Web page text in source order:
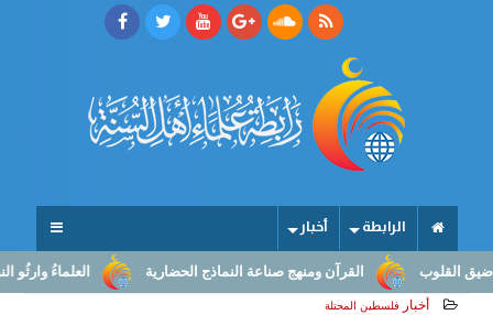
الرابطة أخبار
العلماءُ وارثُو النبوّة: القرآن ومنهج صناعة النماذج الحضارية
أخبار فلسطين المحتلة